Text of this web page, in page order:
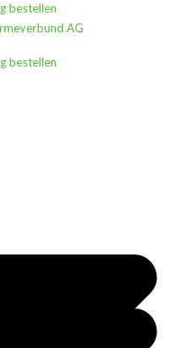
bestellen
AG
bestellen